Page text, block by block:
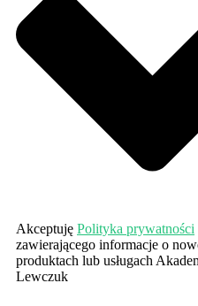
Akceptuję Polityka prywatności
zawierającego informacje o
produktach lub usługach
Lewczuk